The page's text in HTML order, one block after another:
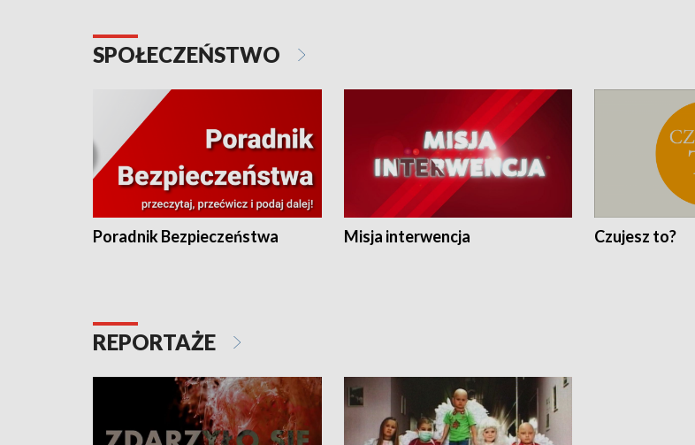
SPOŁECZEŃSTWO
Poradnik Bezpieczeństwa Misja interwencja Czujesz to?
REPORTAŻE